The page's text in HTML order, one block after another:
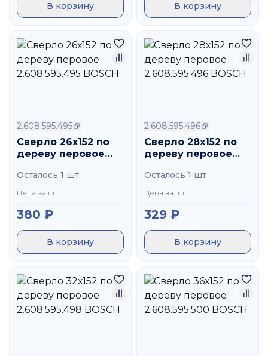
В корзину В корзину
2.608.595.495
Сверло 26х152 по
дереву перовое
BOSCH
Осталось 1 шт
Цена за шт
380 ₽
В корзину
2.608.595.496
Сверло 28х152 по
дереву перовое
BOSCH
Осталось 1 шт
Цена за шт
329 ₽
В корзину